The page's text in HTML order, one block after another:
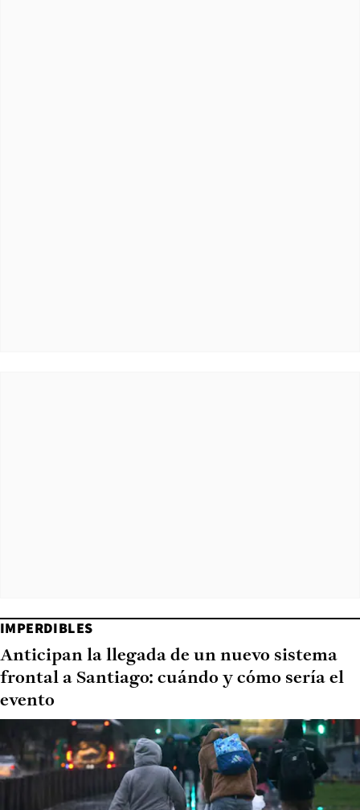
IMPERDIBLES
Anticipan la llegada de un nuevo sistema
frontal a Santiago: cuándo y cómo sería el
evento